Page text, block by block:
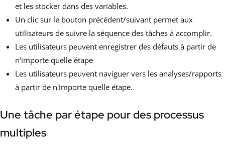
et les stocker dans des variables.
Un clic sur le bouton précédent/suivant permet aux
utilisateurs de suivre la séquence des tâches à accomplir.
Les utilisateurs peuvent enregistrer des défauts à partir de
n'importe quelle étape
Les utilisateurs peuvent naviguer vers les analyses/rapports
à partir de n'importe quelle étape.
Une tâche par étape pour des processus
multiples